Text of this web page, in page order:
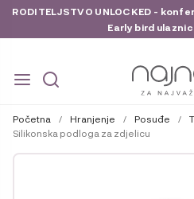
RODITELJSTVO UNLOCKED -
Early bird
na
navigaciju
do
sadržaja
Početna / Hranjenje / Posuđe /
Silikonska podloga za zdjelicu